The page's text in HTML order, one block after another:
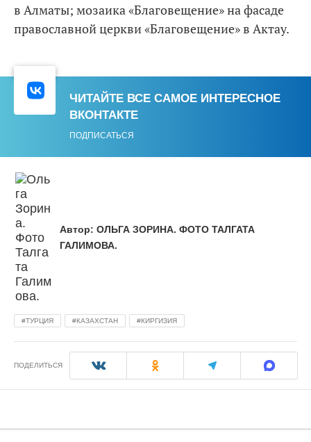
в Алматы; мозаика «Благовещение» на фасаде
православной церкви «Благовещение» в Актау.
ЧИТАЙТЕ ВСЕ САМОЕ ИНТЕРЕСНОЕ
ВКОНТАКТЕ
ПОДПИСАТЬСЯ
Автор: ОЛЬГА ЗОРИНА. ФОТО ТАЛГАТА
ГАЛИМОВА.
ТУРЦИЯ КАЗАХСТАН КИРГИЗИЯ
ПОДЕЛИТЬСЯ